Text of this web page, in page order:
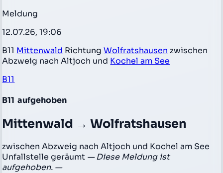
Meldung
12.07.26, 19:06
B11 Mittenwald RichtungWolfratshausen zwischen
Abzweig nach Altjoch und Kochel am See
B11
B11 aufgehoben
Mittenwald → Wolfratshausen
zwischen Abzweig nach Altjoch und Kochel am See
Unfallstelle geräumt — Diese Meldung ist
aufgehoben. —